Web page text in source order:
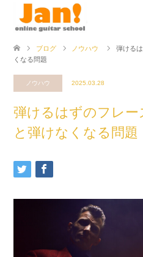
ブログ ノウハウ
弾ける
くなる問題
ノウハウ 2025.03.28
弾けるはずのフレー
と弾けなくなる問題